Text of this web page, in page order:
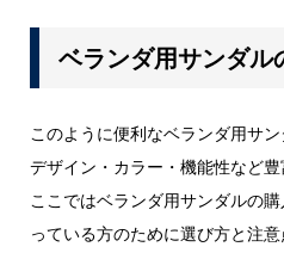
ベランダ用サンダル
このように便利なベランダ用サ
デザイン・カラー・機能性など豊
ここではベランダ用サンダルの
っている方のために選び方と注